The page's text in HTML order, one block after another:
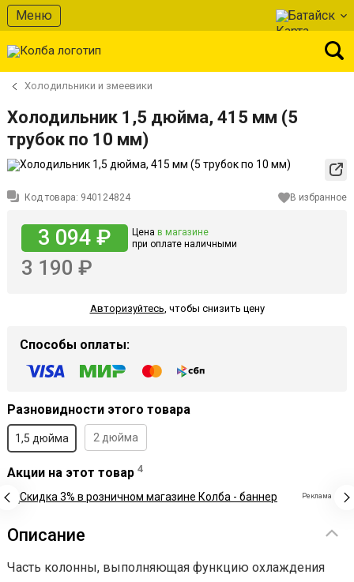
Меню Батайск
Холодильники и змеевики
Холодильник 1,5 дюйма, 415 мм (5
трубок по 10 мм)
Код товара: 940124824 В избранное
3 094 ₽ Цена в магазине
при оплате наличными
3 190 ₽
Авторизуйтесь, чтобы снизить цену
Способы оплаты:
Разновидности этого товара
1,5 дюйма 2 дюйма
Акции на этот товар 4
Реклама
Описание
Часть колонны, выполняющая функцию охлаждения